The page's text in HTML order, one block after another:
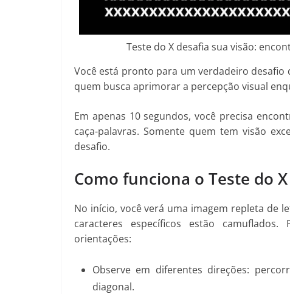
Teste do X desafia sua visão:
Você está pronto para um verdadeiro desafio
quem busca aprimorar a percepção visual
Em apenas 10 segundos, você precisa
caça-palavras. Somente quem tem visão
desafio.
Como funciona o Teste do X
No início, você verá uma imagem repleta de
caracteres específicos estão
orientações:
Observe em diferentes direções:
diagonal.